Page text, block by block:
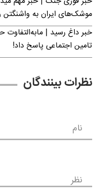
موشک‌های ایران به واشنگتن
خبر داغ رسید |
تامین اجتماعی پاسخ داد!
نظرات بینندگان
نام
نظر